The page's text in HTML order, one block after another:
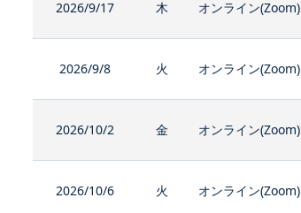
2026/9/17 木 オンライン(Zoom)
2026/9/8 火 オンライン(Zoom)
2026/10/2 金 オンライン(Zoom)
2026/10/6 火 オンライン(Zoom)